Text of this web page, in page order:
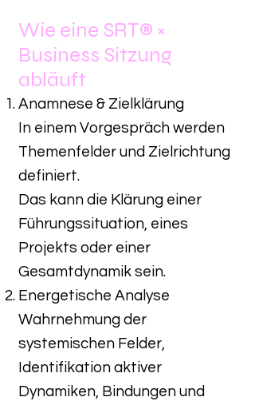
Wie eine SRT® ×
Business Sitzung
abläuft
Anamnese & Zielklärung
In einem Vorgespräch werden
Themenfelder und Zielrichtung
definiert.
Das kann die Klärung einer
Führungssituation, eines
Projekts oder einer
Gesamtdynamik sein.
Energetische Analyse
Wahrnehmung der
systemischen Felder,
Identifikation aktiver
Dynamiken, Bindungen und